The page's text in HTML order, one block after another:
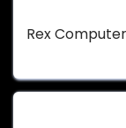
Rex Computer